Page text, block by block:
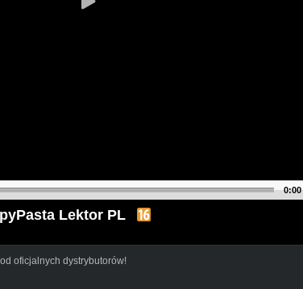
0:00
Lektor PL
oficjalnych dystrybutorów!